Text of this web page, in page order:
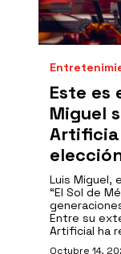
Este es
Miguel
Luis Miguel,
“El Sol de
Entre su
Artificial ha
Octubre 14,